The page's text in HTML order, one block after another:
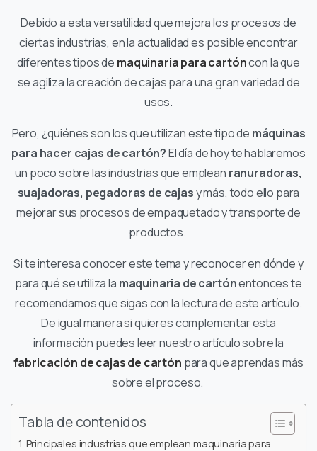
Debido a esta versatilidad que mejora los procesos de
ciertas industrias, en la actualidad es posible encontrar
diferentes tipos de maquinaria para cartóncon la que
se agiliza la creación de cajas para una gran variedad de
usos.
Pero, ¿quiénes son los que utilizan este tipo de máquinas
para hacer cajas de cartón?El día de hoy te hablaremos
un poco sobre las industrias que emplean ranuradoras,
suajadoras, pegadoras de cajasy más, todo ello para
mejorar sus procesos de empaquetado y transporte de
productos.
Si te interesa conocer este tema y reconocer en dónde y
para qué se utiliza la maquinaria de cartónentonces te
recomendamos que sigas con la lectura de este artículo.
De igual manera si quieres complementar esta
información puedes leer nuestro artículo sobre la
fabricación de cajas de cartón para que aprendas más
sobre el proceso.
Tabla de contenidos
Principales industrias que emplean maquinaria para